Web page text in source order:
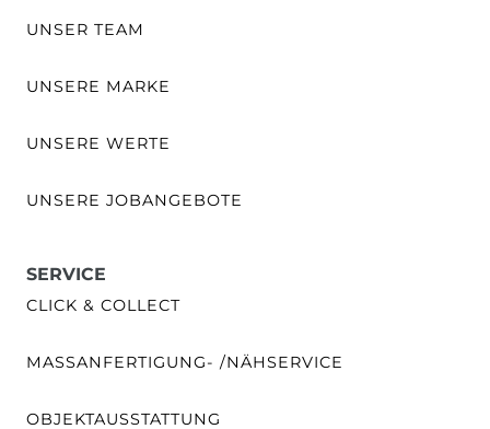
UNSER TEAM
UNSERE MARKE
UNSERE WERTE
UNSERE JOBANGEBOTE
SERVICE
CLICK & COLLECT
MASSANFERTIGUNG- /NÄHSERVICE
OBJEKTAUSSTATTUNG